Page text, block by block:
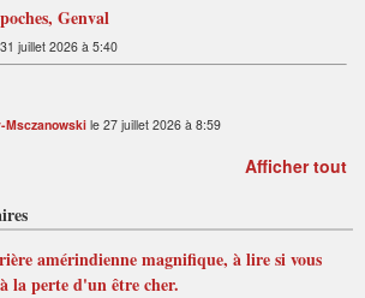
Genval
juillet 2026 à 5:40
Msczanowski le 27 juillet 2026 à 8:59
Afficher tout
amérindienne magnifique, à lire si vous
la perte d'un être cher.